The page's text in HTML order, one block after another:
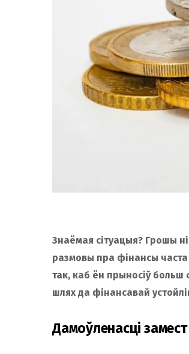
Знаёмая сітуацыя? Грошы
размовы пра фінансы
так, каб ён прыносіў больш
шлях да фінансавай
Дамоўленасці